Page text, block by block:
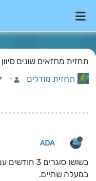
תחזית מחזאים שונים
תחזית מודלים 1
ADA
בשושו
במעלה שתיים.